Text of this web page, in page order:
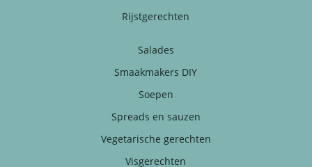
Rijstgerechten
Salades
Smaakmakers DIY
Soepen
Spreads en sauzen
Vegetarische gerechten
Visgerechten